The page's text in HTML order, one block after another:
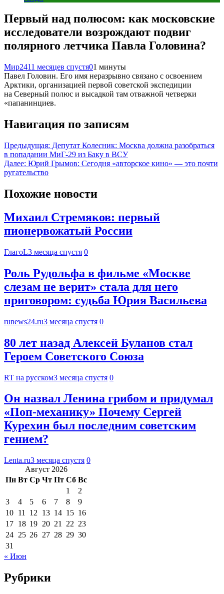
Первый над полюсом: как московские
исследователи возрождают подвиг
полярного летчика Павла Головина?
Мир2411 месяцев спустя01 минуты
Павел Головин. Его имя неразрывно связано с освоением
Арктики, организацией первой советской экспедиции
на Северный полюс и высадкой там отважной четверки
«папанинциев.
Навигация по записям
Предыдущая: Депутат Колесник: Москва должна разобраться
в попадании МиГ-29 из Баку в ВСУ
Далее: Юрий Грымов: Сегодня «авторское кино» — это почти
ругательство
Похожие новости
Михаил Стремяков: первый
пионервожатый России
ГлагоL3 месяца спустя 0
Роль Рудольфа в фильме «Москве
слезам не верит» стала для него
приговором: судьба Юрия Васильева
runews24.ru3 месяца спустя 0
80 лет назад Алексей Буланов стал
Героем Советского Союза
RT на русском3 месяца спустя 0
Он назвал Ленина грибом и придумал
«Поп-механику» Почему Сергей
Курехин был последним советским
гением?
Lenta.ru3 месяца спустя 0
Август 2026
Пн Вт Ср Чт Пт Сб Вс
1
2
3
4 5 6 7 8
9
10 11 12 13 14 15 16
17 18 19 20 21 22 23
24 25 26 27 28 29 30
31
« Июн
Рубрики